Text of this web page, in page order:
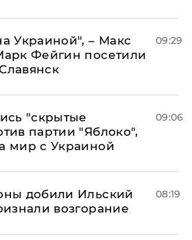
Украиной", – Макс
Фейгин посетили
09:29
"скрытые
партии "Яблоко",
мир с Украиной
09:06
добили Ильский
возгорание
08:19